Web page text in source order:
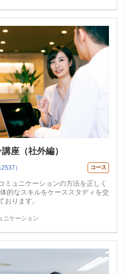
座（社外編）
） コース
ミュニケーションの方法を正しく
的なスキルをケーススタディを交
おります。
ニケーション